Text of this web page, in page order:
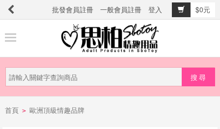
批發會員註冊 一般會員註冊 登入
$0元
品
新
品
首頁 > 歐洲頂級情趣品牌